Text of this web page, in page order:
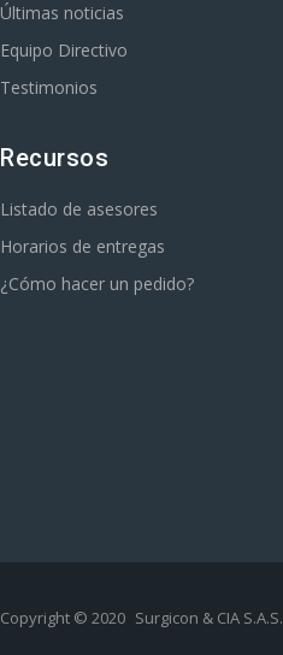
Últimas noticias
Equipo Directivo
Testimonios
Recursos
Listado de asesores
Horarios de entregas
¿Cómo hacer un pedido?
Copyright © 2020 Surgicon & CIA S.A.S.